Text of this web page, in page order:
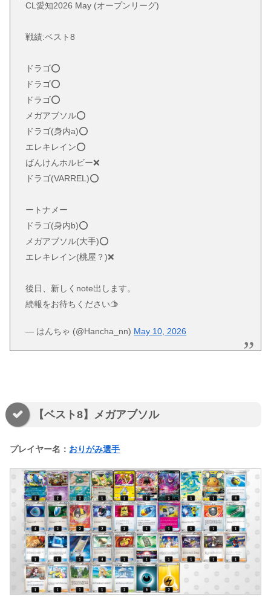
CL愛知2026 May (オープンリーグ)
戦績:ベスト8
ドラゴ⭕️
ドラゴ⭕️
ドラゴ⭕️
メガアブソル⭕️
ドラゴ(身内a)⭕️
エレキレイン⭕️
ばんけんホルビー❌
ドラゴ(VARREL)⭕️
ートナメー
ドラゴ(身内b)⭕️
メガアブソル(大手)⭕️
エレキレイン(桃屋？)❌
後日、新しくnote出します。
続報をお待ちください🫱
— はんちゃ (@Hancha_nn) May 10, 2026
【ベスト8】メガアブソル
プレイヤー名： おりがみ選手